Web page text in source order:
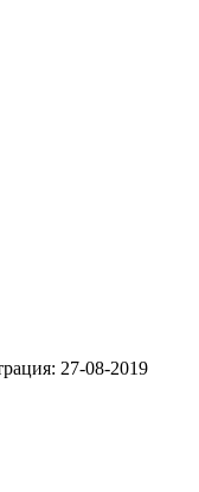
27-08-2019